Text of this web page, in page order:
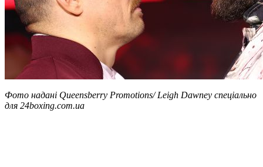
Фото надані Queensberry Promotions/ Leigh Dawney спеціально
для 24boxing.com.ua